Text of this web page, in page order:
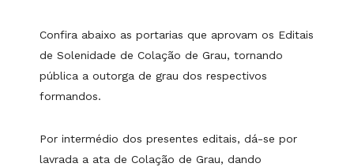
Confira abaixo as portarias que aprovam os Editais
de Solenidade de Colação de Grau, tornando
pública a outorga de grau dos respectivos
formandos.
Por intermédio dos presentes editais, dá-se por
lavrada a ata de Colação de Grau, dando